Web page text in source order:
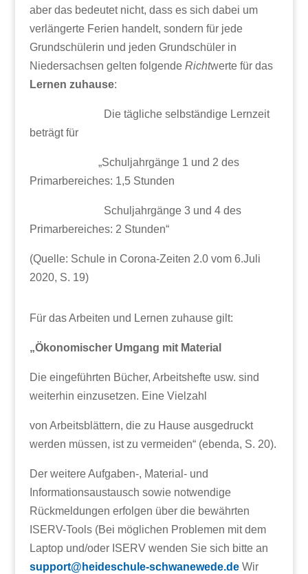
aber das bedeutet nicht, dass es sich dabei um
verlängerte Ferien handelt, sondern für jede
Grundschülerin und jeden Grundschüler in
Niedersachsen gelten folgende Richtwerte für das
Lernen zuhause:
Die tägliche selbständige Lernzeit
beträgt für
„Schuljahrgänge 1 und 2 des
Primarbereiches: 1,5 Stunden
Schuljahrgänge 3 und 4 des
Primarbereiches: 2 Stunden“
(Quelle: Schule in Corona-Zeiten 2.0 vom 6.Juli
2020, S. 19)
Für das Arbeiten und Lernen zuhause gilt:
„Ökonomischer Umgang mit Material
Die eingeführten Bücher, Arbeitshefte usw. sind
weiterhin einzusetzen. Eine Vielzahl
von Arbeitsblättern, die zu Hause ausgedruckt
werden müssen, ist zu vermeiden“ (ebenda, S. 20).
Der weitere Aufgaben-, Material- und
Informationsaustausch sowie notwendige
Rückmeldungen erfolgen über die bewährten
ISERV-Tools (Bei möglichen Problemen mit dem
Laptop und/oder ISERV wenden Sie sich bitte an
support@heideschule-schwanewede.deWir